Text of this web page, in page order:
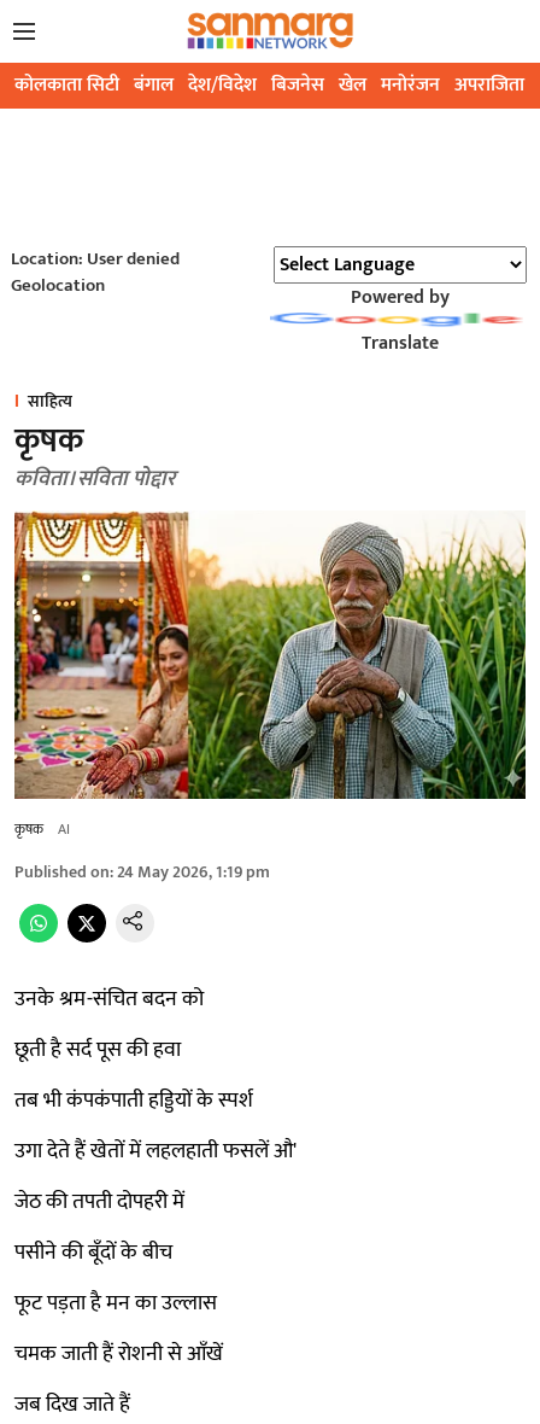
कोलकाता सिटी बंगाल देश/विदेश बिजनेस खेल मनोरंजन अपराजिता
Location: User denied
Geolocation
Powered by
Translate
साहित्य
कृषक
कविता। सविता पोद्दार
कृषक AI
Published on:24 May 2026, 1:19 pm
उनके श्रम-संचित बदन को
छूती है सर्द पूस की हवा
तब भी कंपकंपाती हड्डियों के स्पर्श
उगा देते हैं खेतों में लहलहाती फसलें औ'
जेठ की तपती दोपहरी में
पसीने की बूँदों के बीच
फूट पड़ता है मन का उल्लास
चमक जाती हैं रोशनी से आँखें
जब दिख जाते हैं